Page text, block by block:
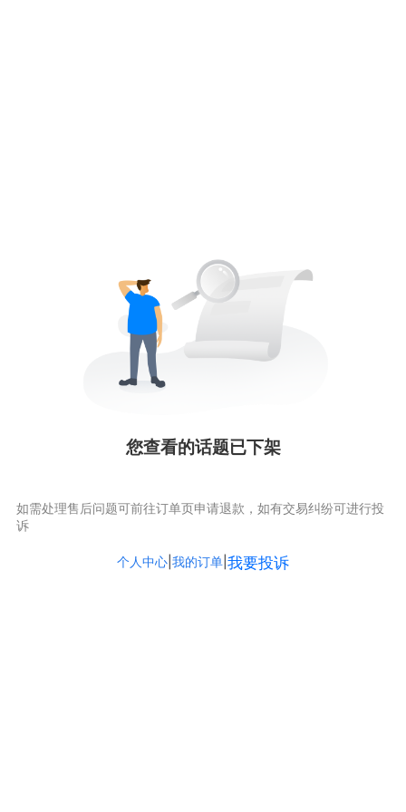
您查看的话题已下架
如需处理售后问题可前往订单页申请退款，如有交易纠纷可进行投
诉
个人中心 我的订单 我要投诉